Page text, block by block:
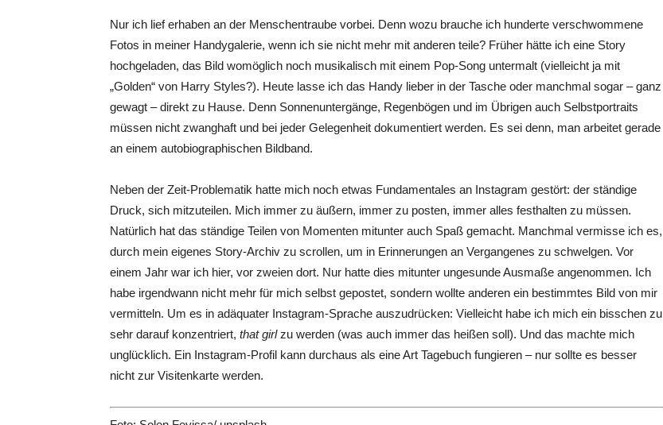
Nur ich lief erhaben an der Menschentraube vorbei. Denn wozu brauche ich hunderte verschwommene
Fotos in meiner Handygalerie, wenn ich sie nicht mehr mit anderen teile? Früher hätte ich eine Story
hochgeladen, das Bild womöglich noch musikalisch mit einem Pop-Song untermalt (vielleicht ja mit
„Golden“ von Harry Styles?). Heute lasse ich das Handy lieber in der Tasche oder manchmal sogar – ganz
gewagt – direkt zu Hause. Denn Sonnenuntergänge, Regenbögen und im Übrigen auch Selbstportraits
müssen nicht zwanghaft und bei jeder Gelegenheit dokumentiert werden. Es sei denn, man arbeitet gerade
an einem autobiographischen Bildband.
Neben der Zeit-Problematik hatte mich noch etwas Fundamentales an Instagram gestört: der ständige
Druck, sich mitzuteilen. Mich immer zu äußern, immer zu posten, immer alles festhalten zu müssen.
Natürlich hat das ständige Teilen von Momenten mitunter auch Spaß gemacht. Manchmal vermisse ich es,
durch mein eigenes Story-Archiv zu scrollen, um in Erinnerungen an Vergangenes zu schwelgen. Vor
einem Jahr war ich hier, vor zweien dort. Nur hatte dies mitunter ungesunde Ausmaße angenommen. Ich
habe irgendwann nicht mehr für mich selbst gepostet, sondern wollte anderen ein bestimmtes Bild von mir
vermitteln. Um es in adäquater Instagram-Sprache auszudrücken: Vielleicht habe ich mich ein bisschen zu
sehr darauf konzentriert, that girlzu werden (was auch immer das heißen soll). Und das machte mich
unglücklich. Ein Instagram-Profil kann durchaus als eine Art Tagebuch fungieren – nur sollte es besser
nicht zur Visitenkarte werden.